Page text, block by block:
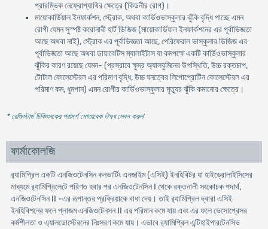
প্রারম্ভিক নেফ্রোপ্যাথির ক্ষেত্রে (কিডনীর রোগ)।
মায়োকার্ডিয়াল ইনফার্কশন, স্ট্রোক, অথবা কার্ডিওভাস্কুলার ঝুঁকি বৃদ্ধি পাচ্ছে এমন
রোগী যেমন সুস্পষ্ট করোনারী হার্ট ডিজিজ (মায়োকার্ডিয়াল ইনফার্কশনের এর পূর্বাভিজ্ঞতা
আছে অথবা নাই), স্ট্রোক এর পূর্বাভিজ্ঞতা আছে, পেরিফেরাল ভাস্কুলার ডিজিজ এর
পূর্বাভিজ্ঞতা আছে অথবা ডায়াবেটিস ম্যালাইটাস যা কমপক্ষে একটি কার্ডিওভাস্কুলার
ঝুঁকির কারণ রয়েছে যেমন- (প্রস্রাবে ক্ষুদ্র অ্যালবুমিনের উপস্থিতি, উচ্চ রক্তচাপ,
টোটাল কোলেস্টেরল এর পরিমাণ বৃদ্ধি, উচ্চ ঘনত্বের লিপোপ্রোটিন কোলেস্টেরল এর
পরিমাণ কম, ধুমপান) এমন রোগীর কার্ডিওভাস্কুলার মৃত্যুর ঝুঁকি কমানোর ক্ষেত্রে।
* রেজিস্টার্ড চিকিৎসকের পরামর্শ মোতাবেক ঔষধ সেবন করুন'
ফার্মাকোলজি
র‍্যামিপ্রিল একটি এনজিওটেনসিন কনভার্টিং এনজাইম (এসিই) ইনহিবিটর যা হাইড্রোলাইসিসের
মাধ্যমে র‍্যামিপ্রিলেটে পরিণত হবার পর এনজিওটেনসিন I থেকে রক্তনালী সংকোচক পদার্থ,
এনজিওটেনসিন II -এর রূপান্তর প্রক্রিয়াকে বাধা দেয়। তাই র‍্যামিপ্রিল দ্বারা এসিই
ইনহিবিশনের ফলে প্লাজম এনজিওটেনসন II এর পরিমান কমে যায় এবং এর ফলে ভেসোপ্রেসর
কর্মশীলতা ও এ্যালডোস্টেরনের নিঃসরণ কমে যায়। এভাবে র‍্যামিপ্রিল এন্টিহাইপারটেনসিভ